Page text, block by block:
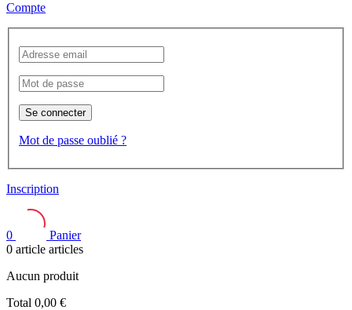
Compte
Se connecter
Mot de passe oublié ?
Inscription
0
Panier
0 article articles
Aucun produit
Total 0,00 €